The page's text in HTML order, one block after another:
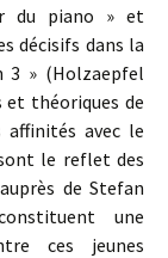
du piano » et
décisifs dans la
3 » (Holzaepfel
et théoriques de
avec le
le reflet des
de Stefan
une
ces jeunes